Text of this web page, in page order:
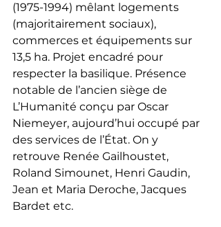
(1975-1994) mêlant logements
(majoritairement sociaux),
commerces et équipements sur
13,5 ha. Projet encadré pour
respecter la basilique. Présence
notable de l’ancien siège de
L’Humanité conçu par Oscar
Niemeyer, aujourd’hui occupé par
des services de l’État. On y
retrouve Renée Gailhoustet,
Roland Simounet, Henri Gaudin,
Jean et Maria Deroche, Jacques
Bardet etc.